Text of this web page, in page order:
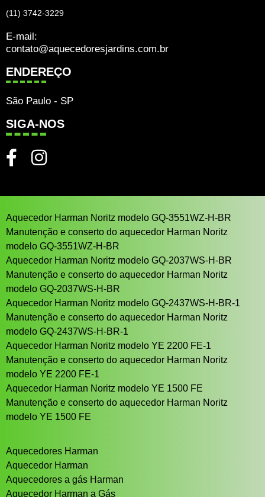
(11) 3742-3229
E-mail:
contato@aquecedoresjardins.com.br
ENDEREÇO
São Paulo - SP
SIGA-NOS
Aquecedor Harman Noritz modelo GQ-3551WZ-H-BR
Manutenção e conserto do aquecedor Harman Noritz
modelo GQ-3551WZ-H-BR
Aquecedor Harman Noritz modelo GQ-2037WS-H-BR
Manutenção e conserto do aquecedor Harman Noritz
modelo GQ-2037WS-H-BR
Aquecedor Harman Noritz modelo GQ-2437WS-H-BR-1
Manutenção e conserto do aquecedor Harman Noritz
modelo GQ-2437WS-H-BR-1
Aquecedor Harman Noritz modelo YE 2200 FE-1
Manutenção e conserto do aquecedor Harman Noritz
modelo YE 2200 FE-1
Aquecedor Harman Noritz modelo YE 1500 FE
Manutenção e conserto do aquecedor Harman Noritz
modelo YE 1500 FE
Aquecedores Harman
Aquecedor Harman
Aquecedores a gás Harman
Aquecedor Harman a Gás